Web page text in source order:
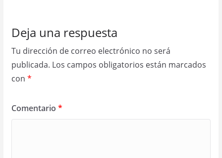
Deja una respuesta
Tu dirección de correo electrónico no será
publicada. Los campos obligatorios están marcados
con *
Comentario *